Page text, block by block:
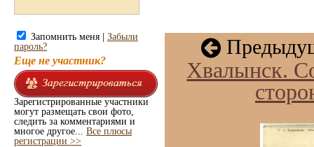
Запомнить меня | Забыли
пароль?
Еще не участник?
Зарегистрированные участники
могут размещать свои фото,
следить за комментариями и
многое другое... Все плюсы
регистрации >>
Хвалынск.